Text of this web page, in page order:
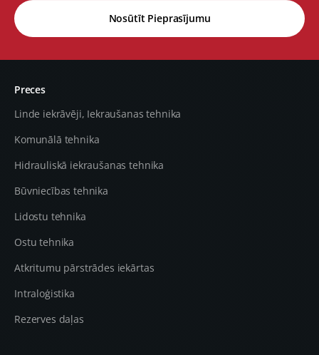
Nosūtīt Pieprasījumu
Preces
Linde iekrāvēji, Iekraušanas tehnika
Komunālā tehnika
Hidrauliskā iekraušanas tehnika
Būvniecības tehnika
Lidostu tehnika
Ostu tehnika
Atkritumu pārstrādes iekārtas
Intraloģistika
Rezerves daļas